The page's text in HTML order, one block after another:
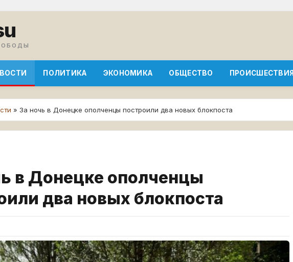
ПОЛИТИКА ЭКОНОМИКА ОБЩЕСТВО ПРОИСШЕСТВИЯ
» За ночь в Донецке ополченцы построили два новых блокпоста
в Донецке ополченцы
два новых блокпоста